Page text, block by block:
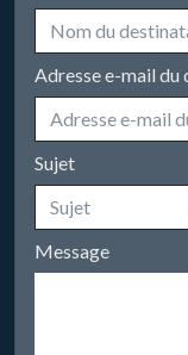
Adresse e-mail du
Sujet
Message